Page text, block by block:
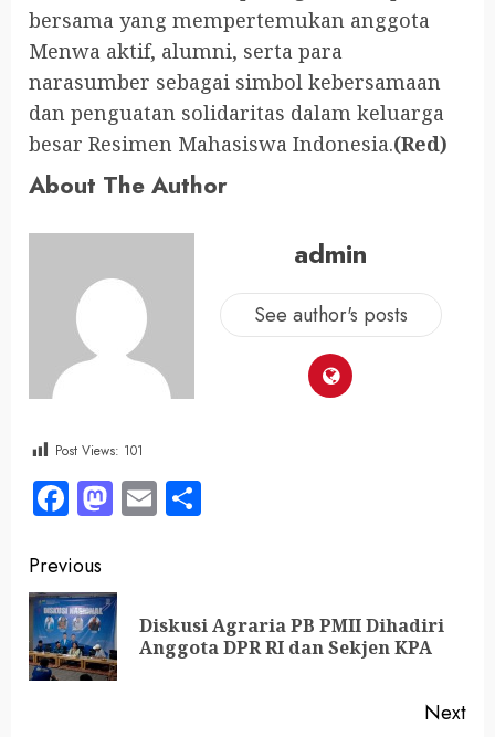
bersama yang mempertemukan anggota
Menwa aktif, alumni, serta para
narasumber sebagai simbol kebersamaan
dan penguatan solidaritas dalam keluarga
besar Resimen Mahasiswa Indonesia.(Red)
About The Author
admin
See author's posts
Post Views: 101
Facebook
Mastodon
Email
Previous
Diskusi Agraria PB PMII Dihadiri
Anggota DPR RI dan Sekjen KPA
Next